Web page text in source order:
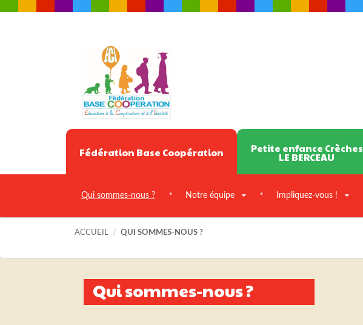
Fédération Base Coopération Petite enfance Crèches
LE BERCEAU
Qui sommes-nous ? Notre équipe Impliquez-vous !
ACCUEIL / QUI SOMMES-NOUS ?
Qui sommes-nous ?